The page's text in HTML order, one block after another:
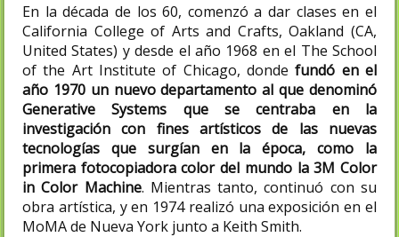
En la década de los 60, comenzó a dar clases en el
California College of Arts and Crafts, Oakland (CA,
United States) y desde el año 1968 en el The School
of the Art Institute of Chicago, dondefundó en el
año 1970 un nuevo departamento al que denominó
Generative Systems que se centraba en la
investigación con fines artísticos de las nuevas
tecnologías que surgían en la época, como la
primera fotocopiadora color del mundo la 3M Color
in Color Machine.​ Mientras tanto, continuó con su
obra artística, y en 1974 realizó una exposición en el
MoMA de Nueva York junto a Keith Smith.